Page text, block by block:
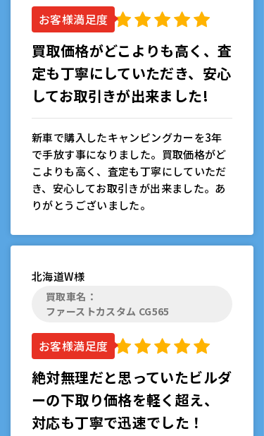
お客様満足度
買取価格がどこよりも高く、査
定も丁寧にしていただき、安心
してお取引きが出来ました!
新車で購入したキャンピングカーを3年
で手放す事になりました。買取価格がど
こよりも高く、査定も丁寧にしていただ
き、安心してお取引きが出来ました。あ
りがとうございました。
北海道W様
買取車名：
ファーストカスタム CG565
お客様満足度
絶対無理だと思っていたビルダ
ーの下取り価格を軽く超え、
対応も丁寧で迅速でした！